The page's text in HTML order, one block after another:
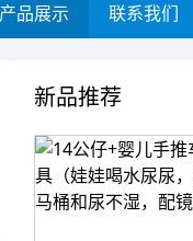
产品展示 联系我们
新品推荐